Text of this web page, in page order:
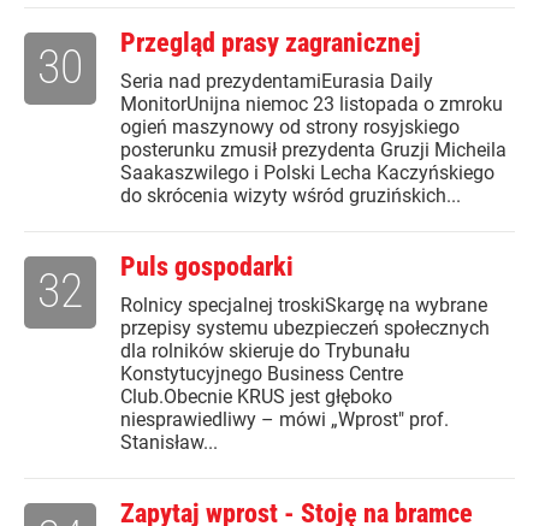
Przegląd prasy zagranicznej
Seria nad prezydentamiEurasia Daily
MonitorUnijna niemoc 23 listopada o zmroku
ogień maszynowy od strony rosyjskiego
posterunku zmusił prezydenta Gruzji Micheila
Saakaszwilego i Polski Lecha Kaczyńskiego
do skrócenia wizyty wśród gruzińskich...
30
Puls gospodarki
Rolnicy specjalnej troskiSkargę na wybrane
przepisy systemu ubezpieczeń społecznych
dla rolników skieruje do Trybunału
Konstytucyjnego Business Centre
Club.Obecnie KRUS jest głęboko
niesprawiedliwy – mówi „Wprost" prof.
Stanisław...
32
Zapytaj wprost - Stoję na bramce